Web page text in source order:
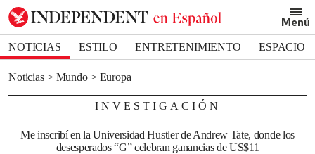
Menú
NOTICIAS ESTILO ENTRETENIMIENTO
ESPACIO
DEPORTES
Noticias Mundo Europa
INVESTIGACIÓN
Me inscribí en la Universidad Hustler de Andrew Tate, donde los
desesperados “G” celebran ganancias de US$11
Bookmark popover
Removed from bookmarks
Close popover